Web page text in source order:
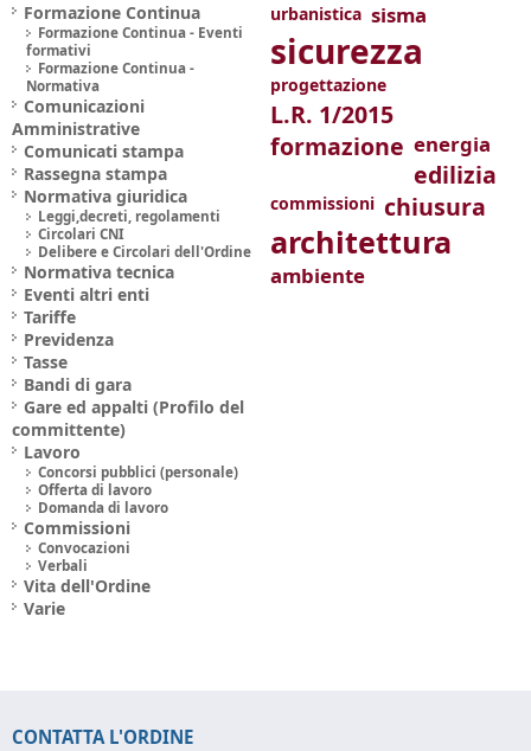
Formazione Continua
Formazione Continua - Eventi
formativi
Formazione Continua -
Normativa
Comunicazioni
Amministrative
Comunicati stampa
Rassegna stampa
Normativa giuridica
Leggi,decreti, regolamenti
Circolari CNI
Delibere e Circolari dell'Ordine
Normativa tecnica
Eventi altri enti
Tariffe
Previdenza
Tasse
Bandi di gara
Gare ed appalti (Profilo del
committente)
Lavoro
Concorsi pubblici (personale)
Offerta di lavoro
Domanda di lavoro
Commissioni
Convocazioni
Verbali
Vita dell'Ordine
Varie
urbanistica sisma
sicurezza
progettazione
L.R. 1/2015
formazione energia
edilizia
commissioni chiusura
architettura
ambiente
CONTATTA L'ORDINE